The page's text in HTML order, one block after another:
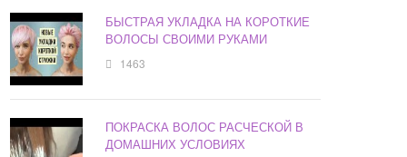
БЫСТРАЯ УКЛАДКА НА КОРОТКИЕ
ВОЛОСЫ СВОИМИ РУКАМИ
1463
ПОКРАСКА ВОЛОС РАСЧЕСКОЙ В
ДОМАШНИХ УСЛОВИЯХ